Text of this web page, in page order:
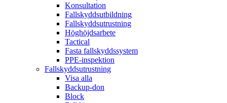
Konsultation
Fallskyddsutbildning
Fallskyddsutrustning
Höghöjdsarbete
Tactical
Fasta fallskyddssystem
PPE-inspektion
Fallskyddsutrustning
Visa alla
Backup-don
Block